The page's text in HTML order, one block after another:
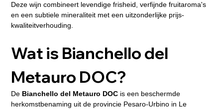
Deze wijn combineert levendige frisheid, verfijnde fruitaroma's
en een subtiele mineraliteit met een uitzonderlijke prijs-
kwaliteitverhouding.
Wat is Bianchello del
Metauro DOC?
De Bianchello del Metauro DOC is een beschermde
herkomstbenaming uit de provincie Pesaro-Urbino in Le